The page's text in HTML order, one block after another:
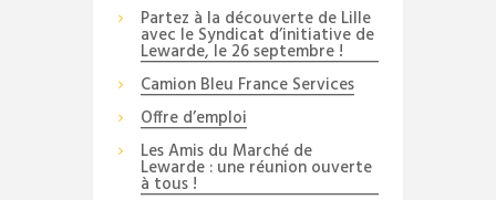
Partez à la découverte de Lille
avec le Syndicat d’initiative de
Lewarde, le 26 septembre !
Camion Bleu France Services
Offre d’emploi
Les Amis du Marché de
Lewarde : une réunion ouverte
à tous !